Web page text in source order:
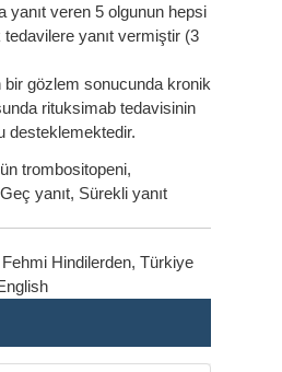
yanıt veren 5 olgunun hepsi
tedavilere yanıt vermiştir (3
bir gözlem sonucunda kronik
rituksimab tedavisinin
desteklemektedir.
trombositopeni,
yanıt, Sürekli yanıt
Fehmi Hindilerden, Türkiye